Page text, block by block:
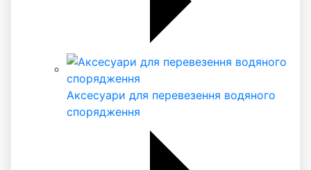
Аксесуари для перевезення водяного
спорядження